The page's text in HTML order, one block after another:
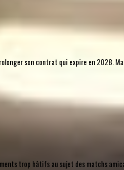
son contrat qui expire en 2028.
trop hâtifs au sujet des matchs